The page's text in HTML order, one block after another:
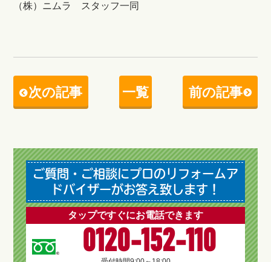
（株）ニムラ スタッフ一同
次の記事 一覧 前の記事
ご質問・ご相談にプロのリフォームア
ドバイザーがお答え致します！
タップですぐにお電話できます
0120-152-110